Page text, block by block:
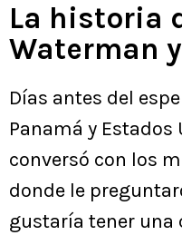
La historia
Waterman
Días antes del
Panamá y
conversó con los
donde le
gustaría tener